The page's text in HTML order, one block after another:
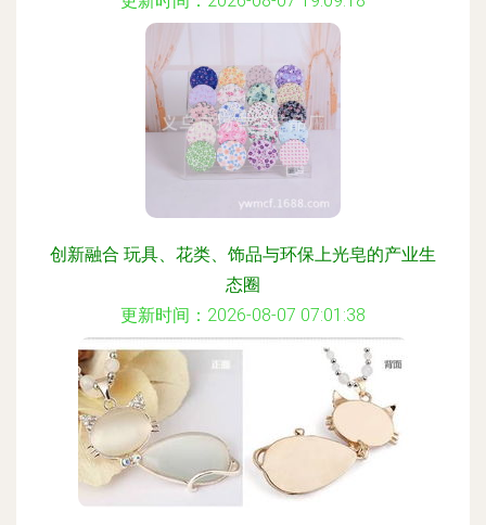
创新融合 玩具、花类、饰品与环保上光皂的产业生
态圈
更新时间：2026-08-07 07:01:38